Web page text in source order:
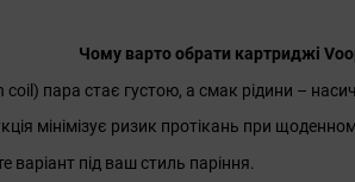
Чому варто обрати картриджі
coil) пара стає густою, а смак рідини –
мінімізує ризик протікань при
варіант під ваш стиль паріння.